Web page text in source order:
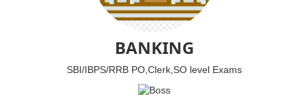
BANKING
SBI/IBPS/RRB PO,Clerk,SO level Exams